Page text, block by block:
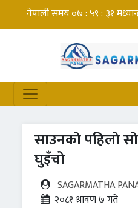
साउनको पहिलो
घुइँचो
SAGARMATHA
२०८१ श्रावण ७ गते